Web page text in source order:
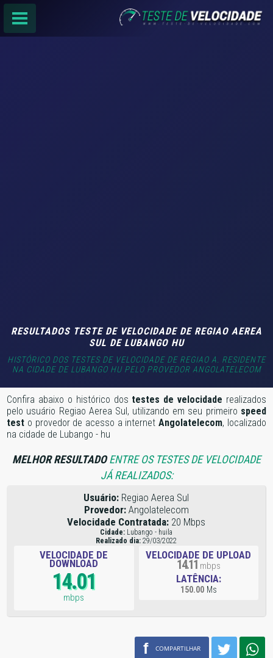
RESULTADOS TESTE DE VELOCIDADE DE REGIAO AEREA
SUL DE LUBANGO HU
HISTÓRICO DOS TESTES DE VELOCIDADE DE REGIAO A. RESIDENTE
NA CIDADE DE LUBANGO HU PELO PROVEDOR ANGOLATELECOM
Confira abaixo o histórico dos testes de velocidade realizados
pelo usuário Regiao Aerea Sul, utilizando em seu primeiro speed
test o provedor de acesso a internetAngolatelecom, localizado
na cidade de Lubango - hu
MELHOR RESULTADOENTRE OS TESTES DE VELOCIDADE
JÁ REALIZADOS:
Usuário: Regiao Aerea Sul
Provedor:Angolatelecom
Velocidade Contratada: 20 Mbps
Cidade: Lubango - huila
Realizado dia: 29/03/2022
VELOCIDADE DE
DOWNLOAD
14.01
mbps
VELOCIDADE DE UPLOAD
14.11 mbps
LATÊNCIA:
150.00 Ms
f COMPARTILHAR